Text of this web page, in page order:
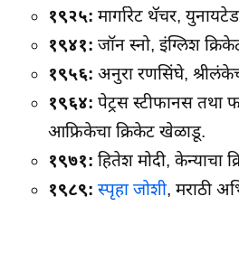
१९२५: मार्गारेट थॅचर,
१९४१: जॉन स्नो, इंग्लिश
१९५६: अनुरा रणसिंघे,
१९६४: पेट्रस स्टीफानस तथा
आफ्रिकेचा क्रिकेट खेळाडू.
१९७१: हितेश मोदी, केन्याचा
१९८९: स्पृहा जोशी, मराठी